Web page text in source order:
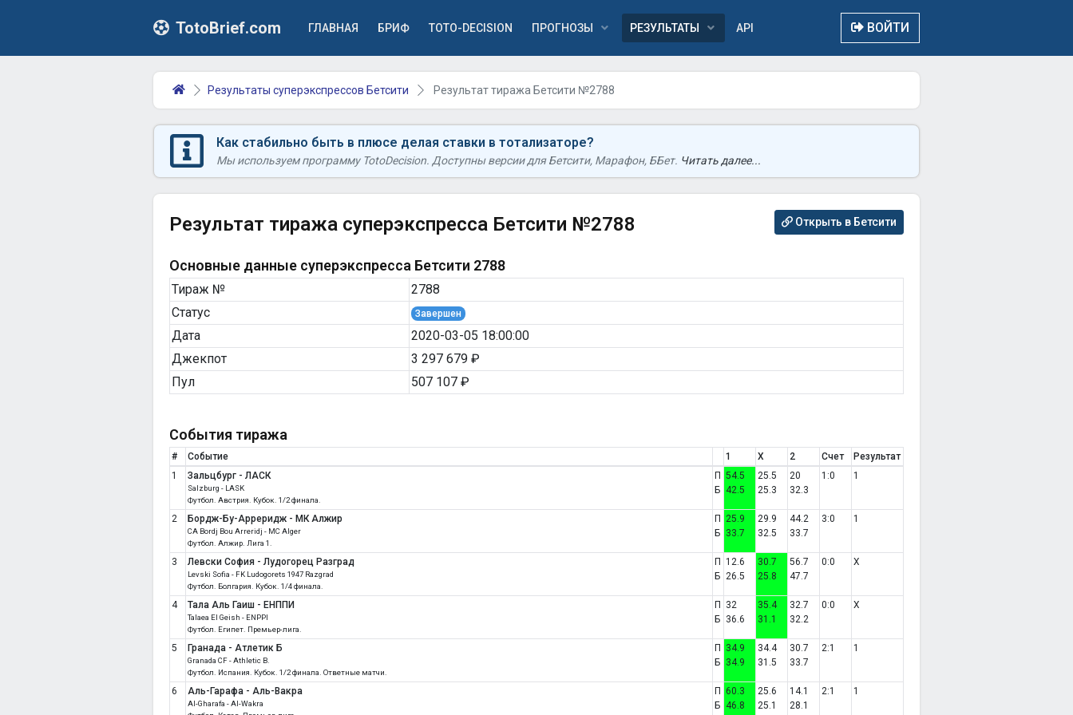
TotoBrief.com ГЛАВНАЯ БРИФ TOTO-DECISION ПРОГНОЗЫ РЕЗУЛЬТАТЫ API ВОЙТИ
Результаты суперэкспрессов Бетсити Результат тиража Бетсити №2788
Как стабильно быть в плюсе делая ставки в тотализаторе?
Мы используем программу TotoDecision. Доступны версии для Бетсити, Марафон, ББет. Читать далее...
Результат тиража суперэкспресса Бетсити №2788 Открыть в Бетсити
Основные данные суперэкспресса Бетсити 2788
Тираж №
2788
Статус
Завершен
Дата
2020-03-05 18:00:00
Джекпот
3 297 679 ₽
Пул
507 107 ₽
События тиража
# Событие 1 X 2 Счет
Результат
1
Зальцбург - ЛАСК
Salzburg - LASK
Футбол. Австрия. Кубок. 1/2 финала.
П
Б
54.5
42.5
25.5
25.3
20
32.3
1:0 1
2 Бордж-Бу-Арреридж - МК Алжир
CA Bordj Bou Arreridj - MC Alger
Футбол. Алжир. Лига 1.
П
Б
25.9
33.7
29.9
32.5
44.2
33.7
3:0 1
3 Левски София - Лудогорец Разград
Levski Sofia - FK Ludogorets 1947 Razgrad
Футбол. Болгария. Кубок. 1/4 финала.
П
Б
12.6
26.5
30.7
25.8
56.7
47.7
0:0 X
4 Тала Аль Гаиш - ЕНППИ
Talaea El Geish - ENPPI
Футбол. Египет. Премьер-лига.
П
Б
32
36.6
35.4
31.1
32.7
32.2
0:0 X
5 Гранада - Атлетик Б
Granada CF - Athletic B.
Футбол. Испания. Кубок. 1/2 финала. Ответные матчи.
П
Б
34.9
34.9
34.4
31.5
30.7
33.7
2:1 1
6 Аль-Гарафа - Аль-Вакра
Al-Gharafa - Al-Wakra
П
Б
60.3
46.8
25.6
25.1
14.1
28.1
2:1 1